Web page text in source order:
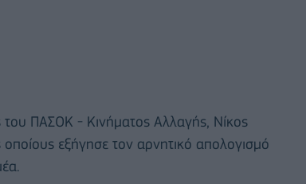
ΠΑΣΟΚ - Κινήματος Αλλαγής, Νίκος
εξήγησε τον αρνητικό απολογισμό